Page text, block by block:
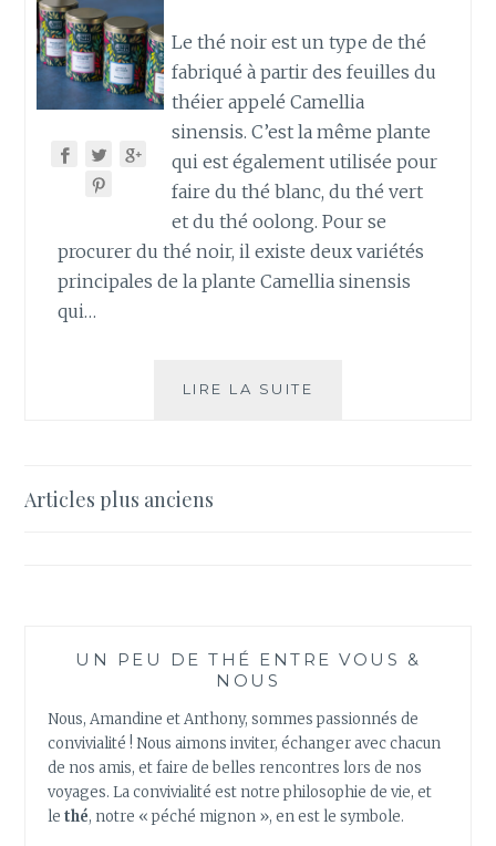
Le thé noir est un type de thé
fabriqué à partir des feuilles du
théier appelé Camellia
sinensis. C’est la même plante
qui est également utilisée pour
faire du thé blanc, du thé vert
et du thé oolong. Pour se
procurer du thé noir, il existe deux variétés
principales de la plante Camellia sinensis
qui…
LIRE LA SUITE
Navigation
Articles plus anciens
UN PEU DE THÉ ENTRE VOUS &
NOUS
Nous, Amandine et Anthony, sommes passionnés de
convivialité ! Nous aimons inviter, échanger avec chacun
de nos amis, et faire de belles rencontres lors de nos
voyages. La convivialité est notre philosophie de vie, et
lethé, notre « péché mignon », en est le symbole.